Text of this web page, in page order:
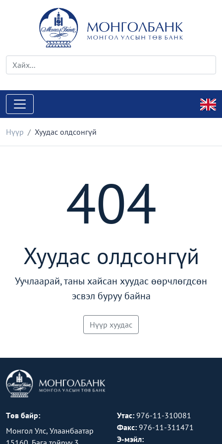
Нүүр Хуудас олдсонгүй
404
Хуудас олдсонгүй
Уучлаарай, таны хайсан хуудас өөрчлөгдсөн
эсвэл буруу байна
Нүүр хуудас
Төв байр:
Монгол Улс, Улаанбаатар
Утас: 976-11-310081
Факс: 976-11-311471
Э-мэйл: